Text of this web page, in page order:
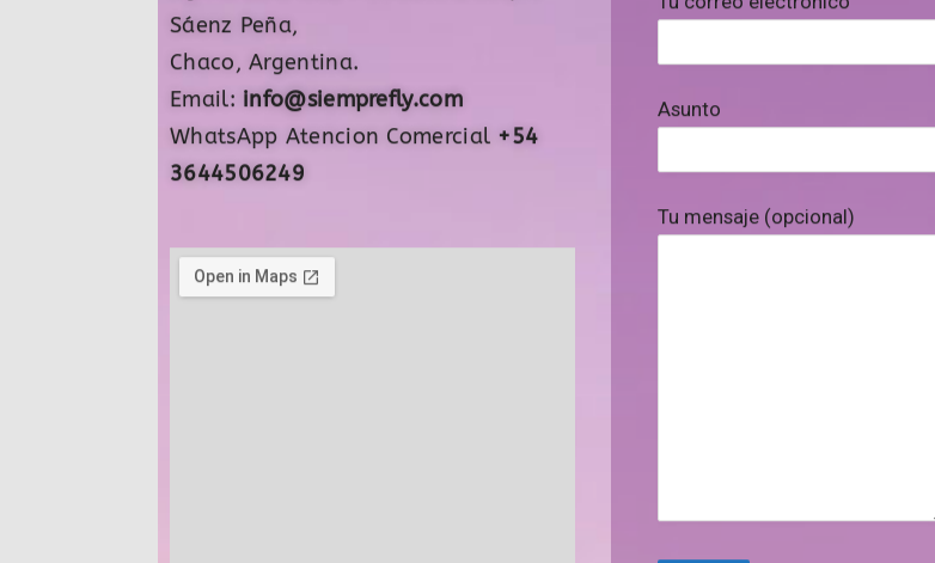
Sáenz Peña,
Chaco, Argentina.
Email: info@siemprefly.com
WhatsApp Atencion Comercial +54
3644506249
Asunto
Tu mensaje (opcional)